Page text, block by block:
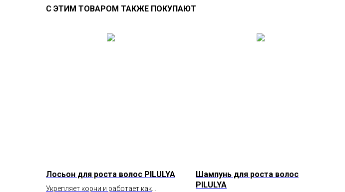
С ЭТИМ ТОВАРОМ ТАКЖЕ ПОКУПАЮТ
Лосьон для роста волос PILULYA
Укрепляет корни и работает как
Шампунь для роста волос
PILULYA